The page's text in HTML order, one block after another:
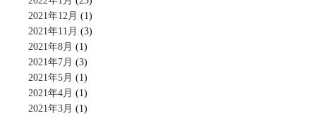
2021年12月 (1)
2021年11月 (3)
2021年8月 (1)
2021年7月 (3)
2021年5月 (1)
2021年4月 (1)
2021年3月 (1)